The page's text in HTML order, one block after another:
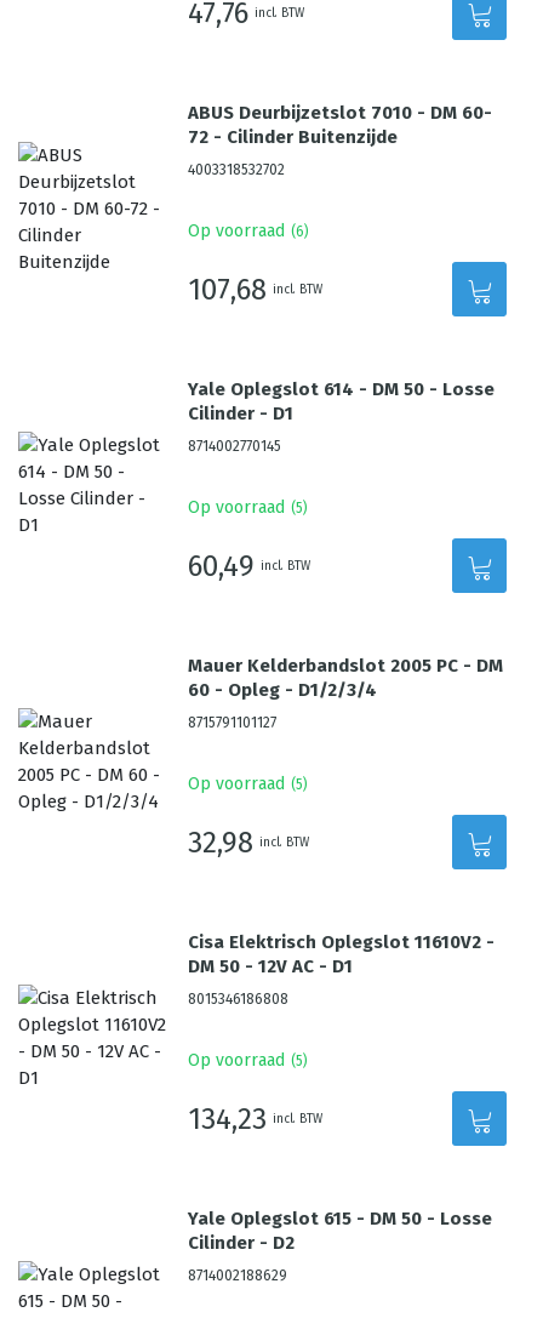
47,76 incl. BTW
ABUS Deurbijzetslot 7010 - DM 60-
72 - Cilinder Buitenzijde
4003318532702
Op voorraad (6)
107,68 incl. BTW
Yale Oplegslot 614 - DM 50 - Losse
Cilinder - D1
8714002770145
Op voorraad (5)
60,49 incl. BTW
Mauer Kelderbandslot 2005 PC - DM
60 - Opleg - D1/2/3/4
8715791101127
Op voorraad (5)
32,98 incl. BTW
Cisa Elektrisch Oplegslot 11610V2 -
DM 50 - 12V AC - D1
8015346186808
Op voorraad (5)
134,23 incl. BTW
Yale Oplegslot 615 - DM 50 - Losse
Cilinder - D2
8714002188629